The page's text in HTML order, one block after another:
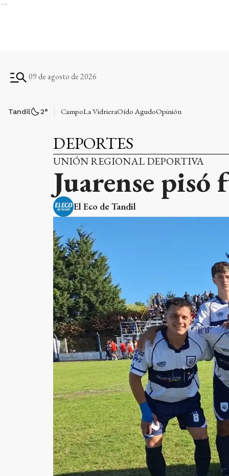
Ads
09 de agosto de 2026
Tandil 2° CampoLa VidrieraOído AgudoOpinión
DEPORTES
UNIÓN REGIONAL DEPORTIVA
Juarense pisó
El Eco de Tandil